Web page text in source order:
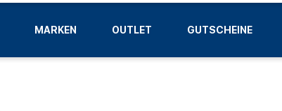
MARKEN
LIGEN
OUTLET GUTSCHEINE